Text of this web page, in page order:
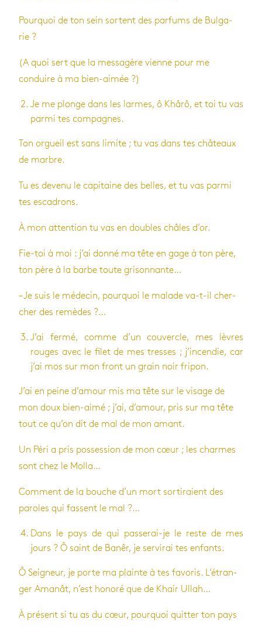
Pour­quoi de ton sein sortent des par­fums de Bul­ga­
rie ?
(A quoi sert que la mes­sa­gère vienne pour me
conduire à ma bien-aimée ?)
Je me plonge dans les larmes, ô Khârô, et toi tu vas
parmi tes com­pagnes.
Ton orgueil est sans limite ; tu vas dans tes châ­teaux
de marbre.
Tu es devenu le capi­taine des belles, et tu vas parmi
tes esca­drons.
À mon atten­tion tu vas en doubles châles d’or.
Fie-toi à moi : j’ai donné ma tête en gage à ton père,
ton père à la barbe toute gri­son­nante…
– Je suis le méde­cin, pour­quoi le malade va-t-il cher­
cher des remèdes ?…
J’ai fermé, comme d’un cou­vercle, mes lèvres
rouges avec le filet de mes tresses ; j’in­cen­die, car
j’ai mos sur mon front un grain noir fri­pon.
J’ai en peine d’amour mis ma tête sur le visage de
mon doux bien-aimé ; j’ai, d’amour, pris sur ma tête
tout ce qu’on dit de mal de mon amant.
Un Péri a pris pos­ses­sion de mon cœur ; les charmes
sont chez le Molla…
Com­ment de la bouche d’un mort sor­ti­raient des
paroles qui fassent le mal ?…
Dans le pays de qui pas­se­rai-je le reste de mes
jours ? Ô saint de Banêr, je ser­vi­rai tes enfants.
Ô Sei­gneur, je porte ma plainte à tes favo­ris. L’étran­
ger Ama­nât, n’est honoré que de Khair Ullah…
À pré­sent si tu as du cœur, pour­quoi quit­ter ton pays